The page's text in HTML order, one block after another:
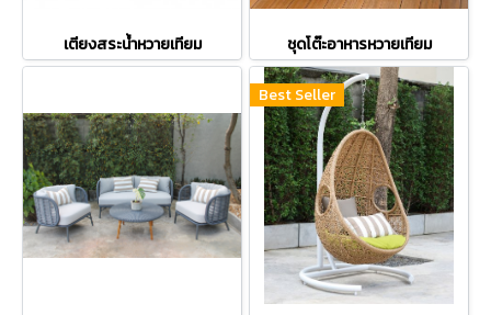
เตียงสระน้ำหวายเทียม ชุดโต๊ะอาหารหวายเทียม
Best Seller